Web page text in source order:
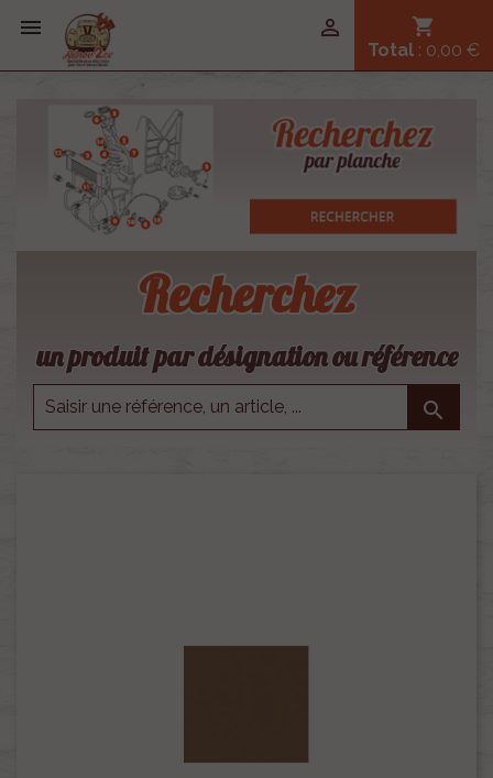
 shopping_cart
Total : 0,00 €

Recherchez
un produit par désignation ou référence
